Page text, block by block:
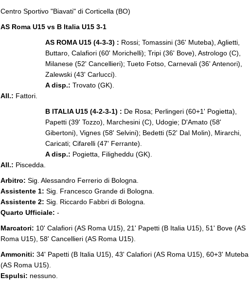
Centro Sportivo "Biavati" di Corticella (BO)
AS Roma U15 vs B Italia U15 3-1
AS ROMA U15 (4-3-3) : Rossi; Tomassini (36' Muteba), Aglietti,
Buttaro, Calafiori (60' Morichelli); Tripi (36' Bove), Astrologo (C),
Milanese (52' Cancellieri); Tueto Fotso, Carnevali (36' Antenori),
Zalewski (43' Carlucci).
A disp.: Trovato (GK).
All.: Fattori.
B ITALIA U15 (4-2-3-1) : De Rosa; Perlingeri (60+1' Pogietta),
Papetti (39' Tozzo), Marchesini (C), Udogie; D'Amato (58'
Gibertoni), Vignes (58' Selvini); Bedetti (52' Dal Molin), Mirarchi,
Caricati; Cifarelli (47' Ferrante).
A disp.: Pogietta, Filigheddu (GK).
All.: Piscedda.
Arbitro: Sig. Alessandro Ferrerio di Bologna.
Assistente 1: Sig. Francesco Grande di Bologna.
Assistente 2: Sig. Riccardo Fabbri di Bologna.
Quarto Ufficiale: -
Marcatori: 10' Calafiori (AS Roma U15), 21' Papetti (B Italia U15), 51' Bove (AS
Roma U15), 58' Cancellieri (AS Roma U15).
Ammoniti: 34' Papetti (B Italia U15), 43' Calafiori (AS Roma U15), 60+3' Muteba
(AS Roma U15).
Espulsi: nessuno.